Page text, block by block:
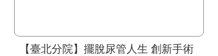
【臺北分院】擺脫尿管人生 創新手術